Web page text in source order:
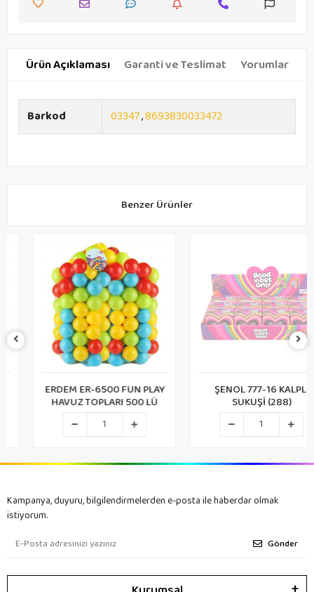
Ürün Açıklaması Garanti ve Teslimat Yorumlar
Barkod 03347,8693830033472
Benzer Ürünler
ERDEM ER-6500 FUN PLAY
HAVUZ TOPLARI 500 LÜ
ŞENOL 777-16 KALPLİ
SUKUŞİ (288)
Kampanya, duyuru, bilgilendirmelerden e-posta ile haberdar olmak
istiyorum.
Gönder